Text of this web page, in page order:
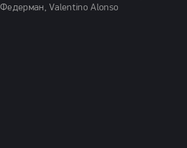
Федерман, Valentino Alonso